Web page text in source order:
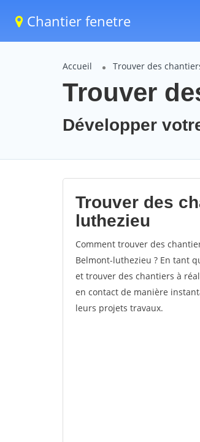
Chantier fenetre
Accueil Trouver des
Trouver
Développer
Trouver des
luthezieu
Comment trouver des
Belmont-luthezieu ? En tant
et trouver des chantiers à
en contact de manière
leurs projets travaux.